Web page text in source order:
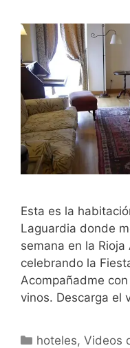
Esta es la
Laguardia donde
semana en la
celebrando la
Acompañadme
vinos. Descarga el
Categorías
hoteles,Videos